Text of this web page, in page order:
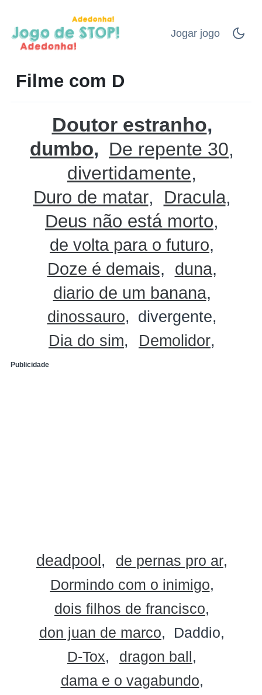
Jogar jogo
Filme com D
Doutor estranho
dumbo
De repente 30
divertidamente
Duro de matar
Dracula
Deus não está morto
de volta para o futuro
Doze é demais
duna
diario de um banana
dinossauro
divergente
Dia do sim
Demolidor
Publicidade
deadpool
de pernas pro ar
Dormindo com o inimigo
dois filhos de francisco
don juan de marco
Daddio
D-Tox
dragon ball
dama e o vagabundo